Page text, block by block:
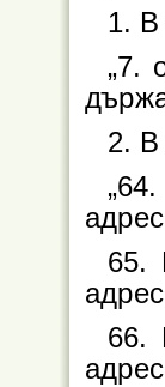
1. В
„7.
2. В
65.
66.